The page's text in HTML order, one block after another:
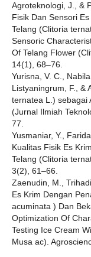
Agroteknologi, J., &
Fisik Dan Sensori
Telang (Clitoria
Sensoric
Of Telang Flower
14(1), 68–76.
Yurisna, V. C.,
Listyaningrum, F., &
ternatea L.) sebagai
(Jurnal Ilmiah
77.
Yusmaniar, Y.,
Kualitas Fisik Es
Telang (Clitoria
3(2), 61–66.
Zaenudin, M.,
Es Krim Dengan
acuminata ) Dan
Optimization Of
Testing Ice Cream
Musa ac).